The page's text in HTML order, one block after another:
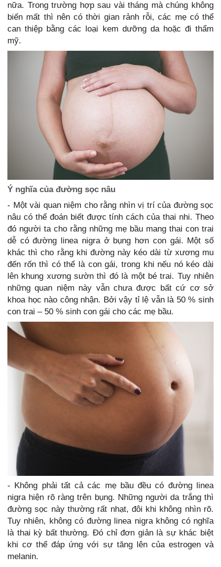
nữa. Trong trường hợp sau vài tháng mà chúng không
biến mất thì nên có thời gian rảnh rỗi, các mẹ có thể
can thiệp bằng các loại kem dưỡng da hoặc đi thẩm
mỹ.
Ý nghĩa của đường sọc nâu
- Một vài quan niệm cho rằng nhìn vị trí của đường sọc
nâu có thể đoán biết được tính cách của thai nhi. Theo
đó người ta cho rằng những mẹ bầu mang thai con trai
dễ có đường linea nigra ở bụng hơn con gái. Một số
khác thì cho rằng khi đường này kéo dài từ xương mu
đến rốn thì có thể là con gái, trong khi nếu nó kéo dài
lên khung xương sườn thì đó là một bé trai. Tuy nhiên
những quan niệm này vẫn chưa được bất cứ cơ sở
khoa học nào công nhận. Bởi vậy tỉ lệ vẫn là 50 % sinh
con trai – 50 % sinh con gái cho các mẹ bầu.
- Không phải tất cả các mẹ bầu đều có đường linea
nigra hiện rõ ràng trên bụng. Những người da trắng thì
đường sọc này thường rất nhạt, đôi khi không nhìn rõ.
Tuy nhiên, không có đường linea nigra không có nghĩa
là thai kỳ bất thường. Đó chỉ đơn giản là sự khác biệt
khi cơ thể đáp ứng với sự tăng lên của estrogen và
melanin.